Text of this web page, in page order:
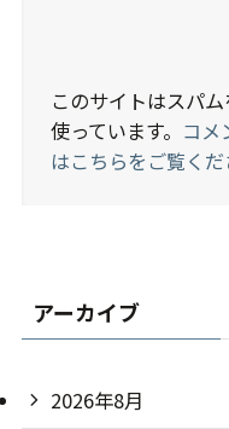
このサイトはスパ
使っています。 コメ
はこちらをご覧くだ
アーカイブ
2026年8月